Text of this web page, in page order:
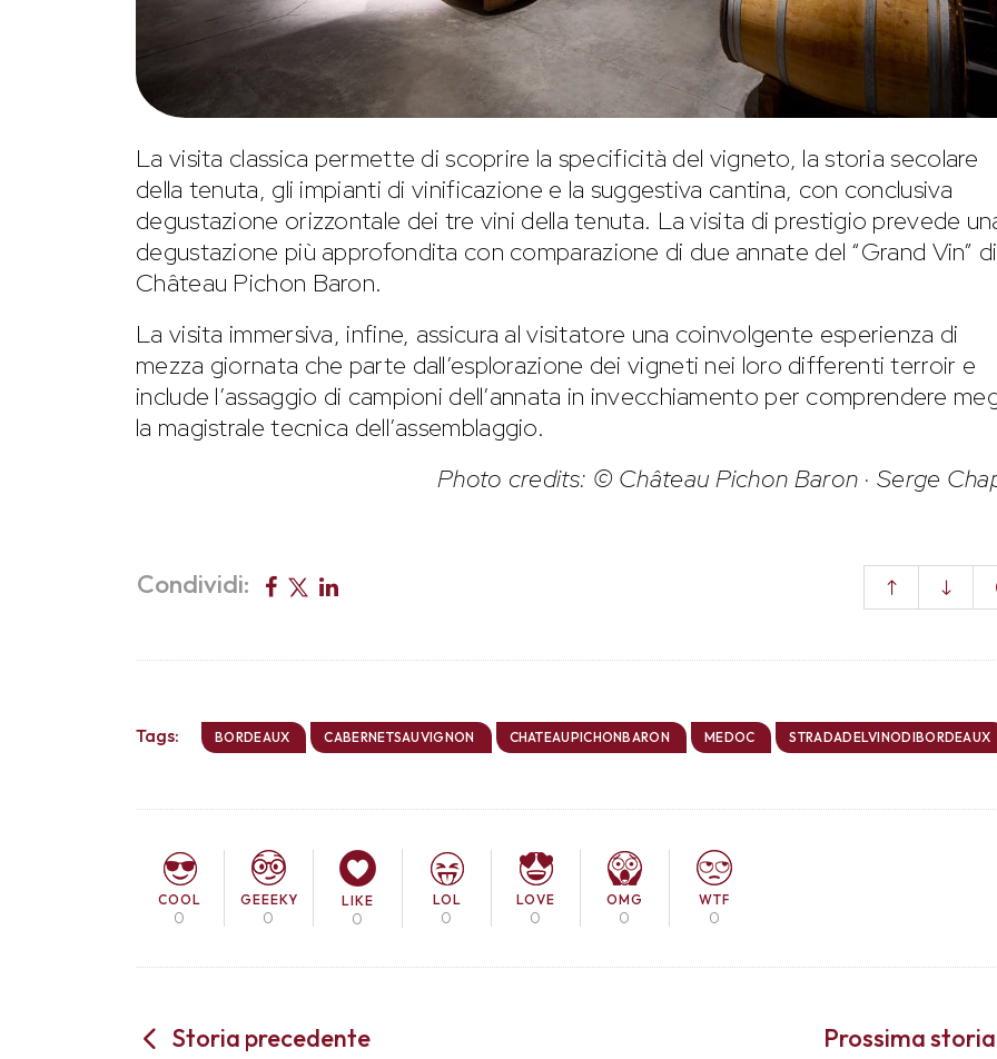
La visita classica permette di scoprire la specificità del vigneto, la storia secolare
della tenuta, gli impianti di vinificazione e la suggestiva cantina, con conclusiva
degustazione orizzontale dei tre vini della tenuta. La visita di prestigio prevede
degustazione più approfondita con comparazione di due annate del “Grand Vin” di
Château Pichon Baron.
La visita immersiva, infine, assicura al visitatore una coinvolgente esperienza di
mezza giornata che parte dall’esplorazione dei vigneti nei loro differenti terroir e
include l’assaggio di campioni dell’annata in invecchiamento per comprendere
la magistrale tecnica dell’assemblaggio.
Photo credits: © Château Pichon Baron · Serge
Condividi:
Tags: BORDEAUX CABERNETSAUVIGNON CHATEAUPICHONBARON MEDOC STRADADELVINODIBORDEAUX
COOL
0
GEEEKY
0
LIKE
0
LOL
0
LOVE
0
OMG
0
WTF
0
Storia precedente Prossima storia